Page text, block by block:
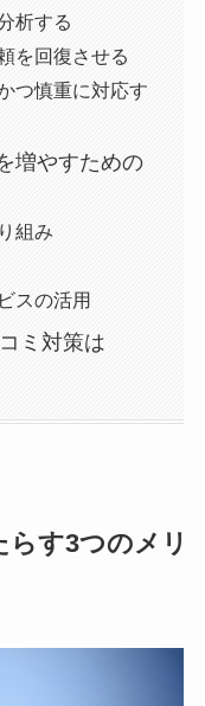
析する
を回復させる
つ慎重に対応す
増やすための
組み
スの活用
ミ対策は
す3つのメリ